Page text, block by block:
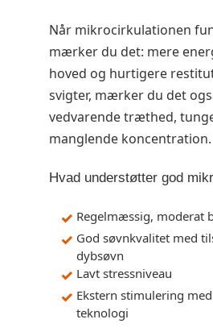
Når mikrocirkulationen
mærker du det: mere
hoved og hurtigere
svigter, mærker du det
vedvarende træthed,
manglende koncentration.
Hvad understøtter god
Regelmæssig, moderat
God søvnkvalitet med
dybsøvn
Lavt stressniveau
Ekstern stimulering
teknologi